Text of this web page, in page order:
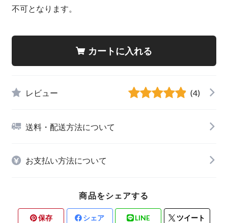
不可となります。
カートに入れる
レビュー (4)
送料・配送方法について
お支払い方法について
商品をシェアする
保存 シェア LINE ツイート